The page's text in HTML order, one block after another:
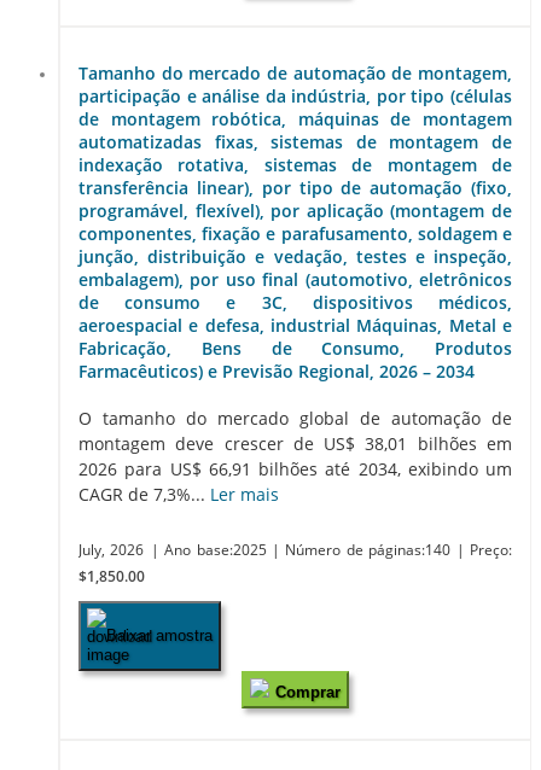
Tamanho do mercado de automação de montagem,
participação e análise da indústria, por tipo (células
de montagem robótica, máquinas de montagem
automatizadas fixas, sistemas de montagem de
indexação rotativa, sistemas de montagem de
transferência linear), por tipo de automação (fixo,
programável, flexível), por aplicação (montagem de
componentes, fixação e parafusamento, soldagem e
junção, distribuição e vedação, testes e inspeção,
embalagem), por uso final (automotivo, eletrônicos
de consumo e 3C, dispositivos médicos,
aeroespacial e defesa, industrial Máquinas, Metal e
Fabricação, Bens de Consumo, Produtos
Farmacêuticos) e Previsão Regional, 2026 – 2034
O tamanho do mercado global de automação de
montagem deve crescer de US$ 38,01 bilhões em
2026 para US$ 66,91 bilhões até 2034, exibindo um
CAGR de 7,3%... Ler mais
July, 2026 | Ano base:2025 | Número de páginas:140 | Preço:
$1,850.00
Baixar amostra
Comprar